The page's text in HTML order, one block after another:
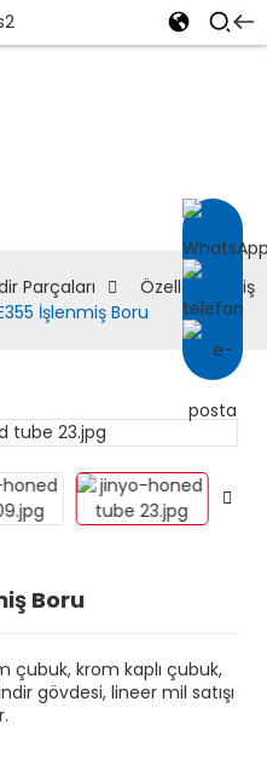
Parçaları
Özelleştirilmiş
İşlenmiş Boru
Boru
çubuk, krom kaplı çubuk,
gövdesi, lineer mil satışı